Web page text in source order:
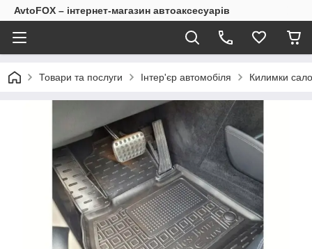
AvtoFOX – інтернет-магазин автоаксесуарів
Товари та послуги Інтер'єр автомобіля Килимки